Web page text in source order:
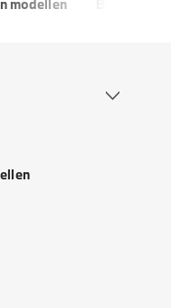
modellen